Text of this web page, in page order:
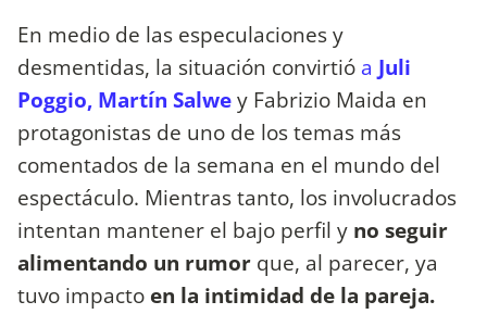
En medio de las especulaciones y
desmentidas, la situación convirtió a Juli
Poggio, Martín Salwey Fabrizio Maida en
protagonistas de uno de los temas más
comentados de la semana en el mundo del
espectáculo. Mientras tanto, los involucrados
intentan mantener el bajo perfil y no seguir
alimentando un rumor que, al parecer, ya
tuvo impacto en la intimidad de la pareja.